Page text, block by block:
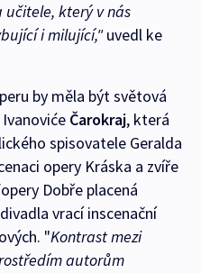
který v nás
i milující,"uvedl ke
by měla být světová
Čarokraj, která
spisovatele Geralda
opery Kráska a zvíře
Dobře placená
vrací inscenační
"Kontrast mezi
autorům